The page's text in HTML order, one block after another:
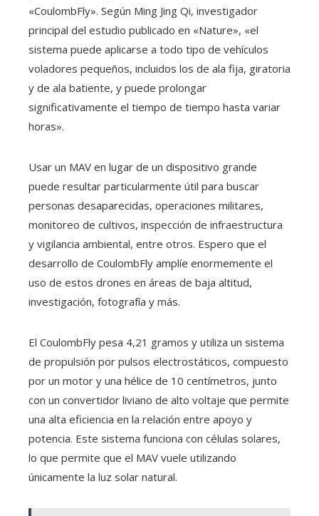
«CoulombFly». Según Ming Jing Qi, investigador
principal del estudio publicado en «Nature», «el
sistema puede aplicarse a todo tipo de vehículos
voladores pequeños, incluidos los de ala fija, giratoria
y de ala batiente, y puede prolongar
significativamente el tiempo de tiempo hasta variar
horas».
Usar un MAV en lugar de un dispositivo grande
puede resultar particularmente útil para buscar
personas desaparecidas, operaciones militares,
monitoreo de cultivos, inspección de infraestructura
y vigilancia ambiental, entre otros. Espero que el
desarrollo de CoulombFly amplíe enormemente el
uso de estos drones en áreas de baja altitud,
investigación, fotografía y más.
El CoulombFly pesa 4,21 gramos y utiliza un sistema
de propulsión por pulsos electrostáticos, compuesto
por un motor y una hélice de 10 centímetros, junto
con un convertidor liviano de alto voltaje que permite
una alta eficiencia en la relación entre apoyo y
potencia. Este sistema funciona con células solares,
lo que permite que el MAV vuele utilizando
únicamente la luz solar natural.